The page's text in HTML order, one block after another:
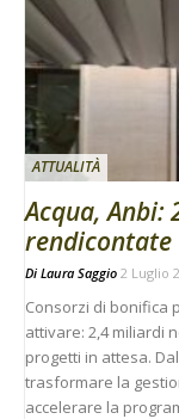
ATTUALITÀ
Acqua, Anbi:
rendicontate
Di Laura Saggio 2 Luglio
Consorzi di bonifica
attivare: 2,4 miliardi
progetti in attesa.
trasformare la
accelerare la